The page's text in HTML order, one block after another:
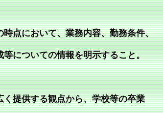
点において、業務内容、勤務条件、
についての情報を明示すること。
提供する観点から、学校等の卒業